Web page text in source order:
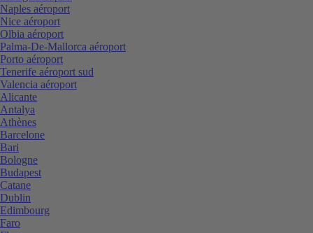
Naples aéroport
Nice aéroport
Olbia aéroport
Palma-De-Mallorca aéroport
Porto aéroport
Tenerife aéroport sud
Valencia aéroport
Alicante
Antalya
Athènes
Barcelone
Bari
Bologne
Budapest
Catane
Dublin
Edimbourg
Faro